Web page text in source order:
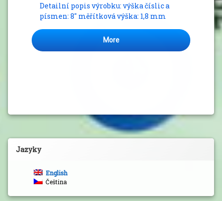
Detailní popis výrobku: výška číslic a
písmen: 8″ měřítková výška: 1,8 mm
More
Jazyky
English
Čeština